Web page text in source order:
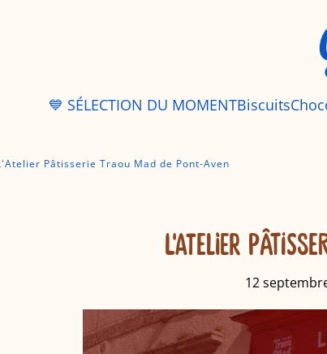
💙 SÉLECTION DU MOMENTBiscuits
Pâtisserie Traou Mad de Pont-Aven
L'ATELIER
12